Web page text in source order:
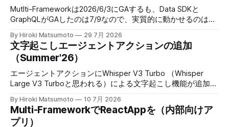
Mutlti-Frameworkは2026/6/3にGAするも、Data SDKと
GraphQLがGAしたのは7/9なので、実質的に動かせるのは、
available starting June 3, 2026. Develop React Apps with
Salesforce Multi-Framework (Generally Available)
When: This feature is generally available starting July 9,
2026. Get Record Data in Your React Apps with Data SDK
and
By Hiroki Matsumoto 29 7月 2026
文字起こしエージェントアクションの追加
（Summer'26）
エージェントアクションにWhisper V3 Turbo （Whisper
Large V3 Turboと思われる）による文字起こし機能が追加。
5MB未満 * 話者識別やタイムスタンプはない。 電話音声だ
と帯域狭いから、適切な前処理すれば50分ぐらいいけるか
も。MP3 64Kbpsだと10分ほどの計算になる。 Choose a
By Hiroki Matsumoto 10 7月 2026
Multi-FrameworkでReactAppを（内部向けア
プリ）